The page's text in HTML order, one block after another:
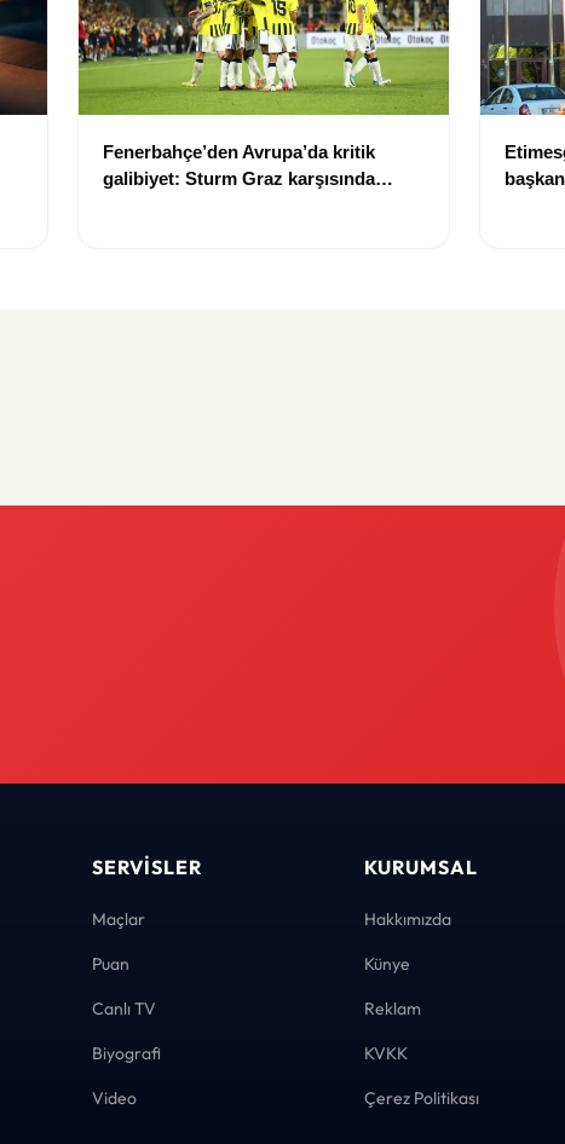
Fenerbahçe’den Avrupa’da kritik
galibiyet: Sturm Graz karşısında
SERVISLER
Maçlar
Puan
Canlı TV
Biyografi
Video
KURUMSAL
Hakkımızda
Künye
Reklam
KVKK
Çerez Politikası